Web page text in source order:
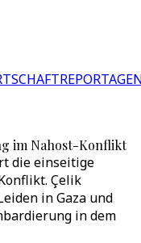
im Nahost-Konflikt
die einseitige
Çelik
in Gaza und
in dem